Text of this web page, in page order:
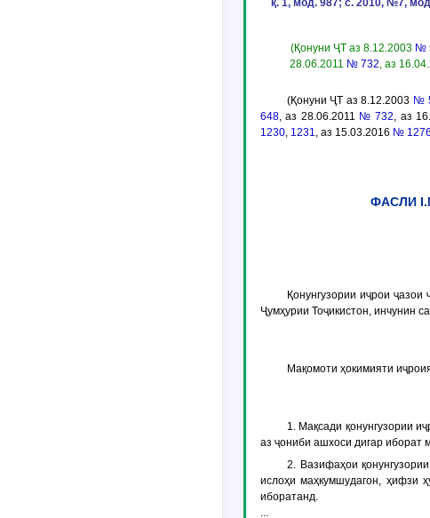
қ. 1, мод. 987; с. 2010, №7,
(Қонуни ҶТ аз 8.12.2003 №
28.06.2011 № 732, аз
(Қонуни ҶТ аз 8.12.2003 №
648, аз 28.06.2011 № 732, аз
1230, 1231, аз 15.03.2016 № 1276
ФАСЛИ
Қонунгузории иҷрои
Ҷумҳурии Тоҷикистон, инчунин
Мақомоти ҳокимияти
1. Мақсади қонунгузории
аз ҷониби ашхоси дигар иборат
2. Вазифаҳои
ислоҳи маҳкумшудагон, ҳифзи
иборатанд.
...